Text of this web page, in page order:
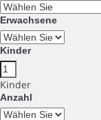
Erwachsene
Kinder
Kinder
Anzahl